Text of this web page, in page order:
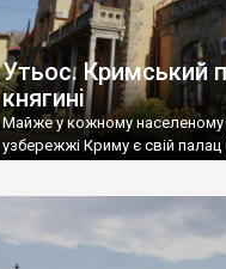
Утьос. Кримський
княгині
Майже у кожному населеному
узбережжі Криму є свій палац